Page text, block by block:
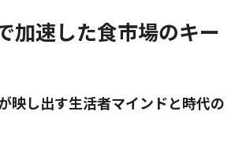
加速した食市場のキー
映し出す生活者マインドと時代の